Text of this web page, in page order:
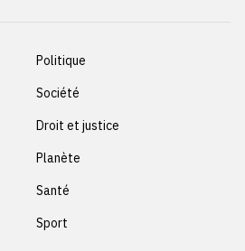
Politique
Société
Droit et justice
Planète
Santé
Sport